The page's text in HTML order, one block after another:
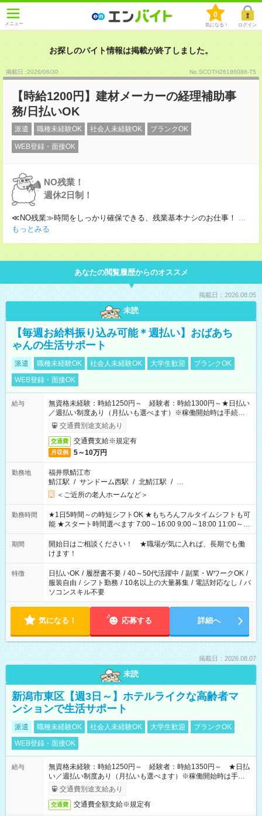
メニュー
0
気になる！ ログイン
お探しのバイト情報は掲載が終了しました。
掲載日 :2026/06/30 No.SCOTH26186086-T5
【時給1200円】建材メーカーの経理補助事
務/日払いOK
派遣 職種未経験OK 社会人未経験OK ブランクOK
WEB登録・面接OK
NO残業！
週休2日制！
≪NO残業≫時間をしっかり確保できる、残業基本ナシのお仕事！
...
もっとみる
あなたの閲覧履歴からのオススメ
掲載日：2026.08.05
未読
【毎週お給料振り込み可能＊週払い】おばあち
ゃんの生活サポート
派遣 職種未経験OK 社会人未経験OK 大学生歓迎
ブランクOK
WEB登録・面接OK
給与
無資格未経験：時給1250円～ 経験者：時給1300円～★日払い
／週払い制度あり（月払いも選べます）※稼働開始時は手続き完
了次第のお支払いとなります。
交通費別途支給あり
交通費 交通費支給※規定有
月収例 5～10万円
勤務地
福井県鯖江市
鯖江駅 / サンドーム西駅 / 北鯖江駅 / …
＜ご近所の老人ホームなど＞
勤務時間
★1日5時間～の時短シフトOK ★もちろんフルタイムシフトも可
能 ★スタート時間選べます 7:00～16:00 9:00～18:00 11:00～
20:00 など 残業なし！ ※Wワークの場合、他のお仕事と合わせ
週40時間超の就業はご案内できません ※法令に基づき、週20時
間以上勤務は社会保険への加入対象となります ※労働者派遣法
（日雇い派遣の原則禁止）により、短時間・短期間の就業はご
案内が難しい場合があります
期間
開始日はご相談ください！ ★職場が気に入れば、長期でも働
けます！
特徴 日払いOK / 履歴書不要 / 40～50代活躍中 / 副業・WワークOK /
服装自由 / シフト勤務 / 10名以上の大量募集 / 電話対応なし / パ
ソコンスキル不要
気になる！ 応募する 詳細へ
掲載日：2026.08.07
未読
新潟市東区【週3日～】ホテルライクな高齢者マ
ンションで生活サポート
派遣 職種未経験OK 社会人未経験OK 大学生歓迎
ブランクOK
WEB登録・面接OK
給与
無資格未経験：時給1250円～ 経験者：時給1350円～ ★日払
い／週払い制度あり（月払いも選べます）※稼働開始時は手続き
完了次第のお支払いとなります。
交通費別途支給あり
交通費 交通費全額支給※規定有